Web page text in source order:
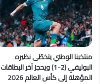
منتخبنا الوطني يتخطّى نظيره
البوليفي (2-1) ويحجز آخر البطاقات
المؤهلة إلى كأس العالم 2026